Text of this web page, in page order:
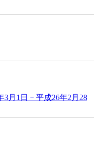
3月1日－平成26年2月28